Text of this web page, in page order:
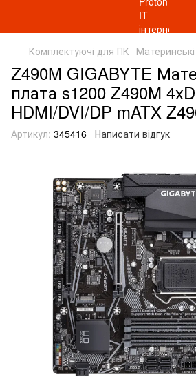
Комплектуючі для ПК
Z490M GIGABYTE
плата s1200 Z490M
HDMI/DVI/DP mATX
Артикул: 345416 Написати відгук